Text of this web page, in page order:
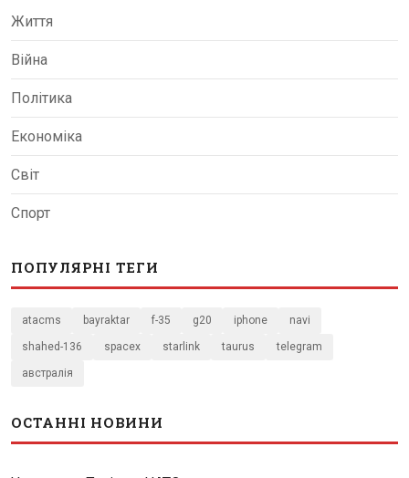
Життя
Війна
Політика
Економіка
Світ
Спорт
ПОПУЛЯРНІ ТЕГИ
atacms bayraktar f-35 g20 iphone navi
shahed-136 spacex starlink taurus telegram
австралія
ОСТАННІ НОВИНИ